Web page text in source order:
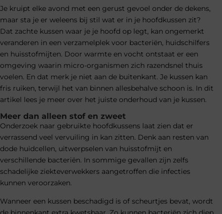
Je kruipt elke avond met een gerust gevoel onder de dekens,
maar sta je er weleens bij stil wat er in je hoofdkussen zit?
Dat zachte kussen waar je je hoofd op legt, kan ongemerkt
veranderen in een verzamelplek voor bacteriën, huidschilfers
en huisstofmijten. Door warmte en vocht ontstaat er een
omgeving waarin micro-organismen zich razendsnel thuis
voelen. En dat merk je niet aan de buitenkant. Je kussen kan
fris ruiken, terwijl het van binnen allesbehalve schoon is. In dit
artikel lees je meer over het juiste onderhoud van je kussen.
Meer dan alleen stof en zweet
Onderzoek naar gebruikte hoofdkussens laat zien dat er
verrassend veel vervuiling in kan zitten. Denk aan resten van
dode huidcellen, uitwerpselen van huisstofmijt en
verschillende bacteriën. In sommige gevallen zijn zelfs
schadelijke ziekteverwekkers aangetroffen die infecties
kunnen veroorzaken.
Wanneer een kussen beschadigd is of scheurtjes bevat, wordt